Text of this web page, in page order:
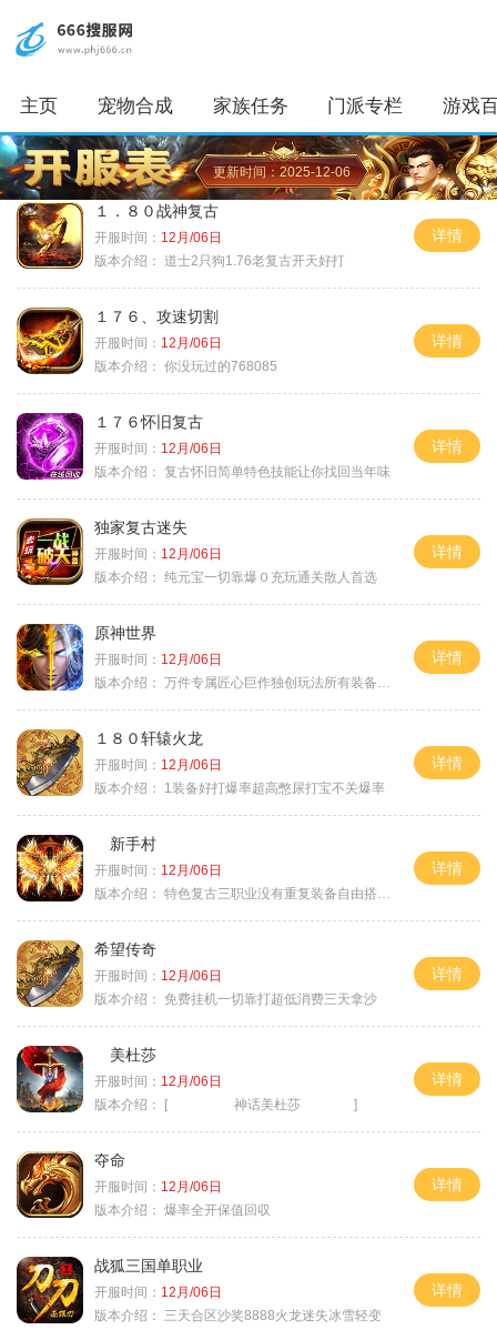
主页 宠物合成 家族任务 门派专栏 游戏
更新时间：2025-12-06
１．８０战神复古
开服时间： 12月/06日
版本介绍： 道士2只狗1.76老复古开天好打
详情
１７６、攻速切割
开服时间： 12月/06日
版本介绍： 你没玩过的768085
详情
１７６怀旧复古
开服时间： 12月/06日
版本介绍： 复古怀旧简单特色技能让你找回当年味
详情
独家复古迷失
开服时间： 12月/06日
版本介绍： 纯元宝一切靠爆０充玩通关散人首选
详情
原神世界
开服时间： 12月/06日
版本介绍： 万件专属匠心巨作独创玩法所有装备靠打
详情
１８０轩辕火龙
开服时间： 12月/06日
版本介绍：
1装备好打爆率超高憋尿打宝不关爆率
详情
新手村
开服时间： 12月/06日
版本介绍： 特色复古三职业没有重复装备自由搭配私
详情
希望传奇
开服时间： 12月/06日
版本介绍： 免费挂机一切靠打超低消费三天拿沙
详情
美杜莎
开服时间： 12月/06日
版本介绍：
[ 神话美杜莎 ]
详情
夺命
开服时间： 12月/06日
版本介绍： 爆率全开保值回収
详情
战狐三国单职业
开服时间： 12月/06日
版本介绍：
三天合区沙奖8888火龙迷失冰雪轻变
详情